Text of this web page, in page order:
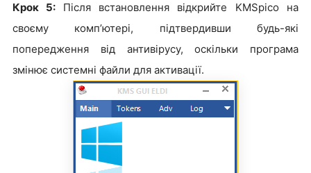
Крок 5: Після встановлення відкрийте KMSpico на
своєму комп’ютері, підтвердивши будь-які
попередження від антивірусу, оскільки програма
змінює системні файли для активації.